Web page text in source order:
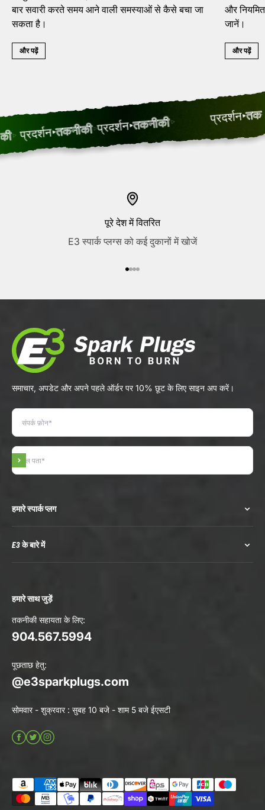
बार सवारी करते समय आने वाली समस्याओं से कैसे बचा जा
सकता है।
और पढ़ें
और
जानें।
और पढ़ें
तकनीकी प्रदर्शन तकनीकी प्रदर्शन तकनीकी
पूरे देश में वितरित
E3 स्पार्क प्लग्स को कई दुकानों में खोजें
समाचार, अपडेट और अपने पहले ऑर्डर पर 10% छूट के लिए साइन अप करें।
सदस्यता लें
हमारे स्पार्क प्लग
E3 के बारे में
हमारे साथ जुड़ें
तकनीकी सहायता के लिए:
904.567.5994
पूछताछ हेतु:
@e3sparkplugs.com
सोमवार - शुक्रवार : सुबह 10 बजे - शाम 5 बजे ईएसटी